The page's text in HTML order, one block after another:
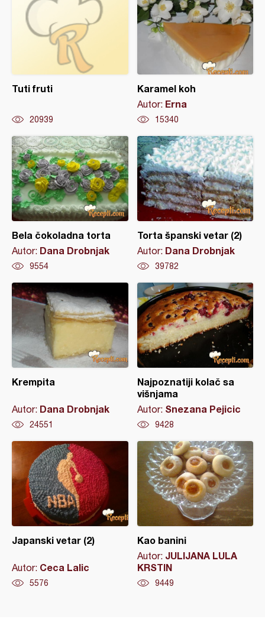
Tuti fruti
20939
Karamel koh
Autor: Erna
15340
Bela čokoladna torta
Autor: Dana Drobnjak
9554
Torta španski vetar (2)
Autor: Dana Drobnjak
39782
Krempita
Autor: Dana Drobnjak
24551
Najpoznatiji kolač sa
višnjama
Autor: Snezana Pejicic
9428
Japanski vetar (2)
Autor: Ceca Lalic
5576
Kao banini
Autor: JULIJANA LULA
KRSTIN
9449